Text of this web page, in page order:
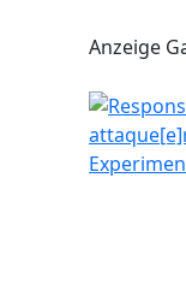
Anzeige